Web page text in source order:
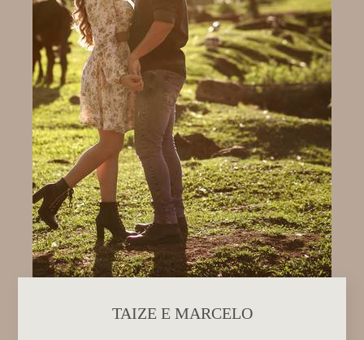
TAIZE E MARCELO